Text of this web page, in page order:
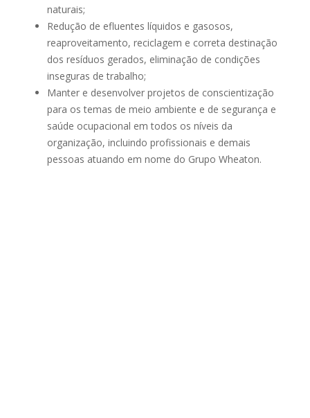
naturais;
Redução de efluentes líquidos e gasosos,
reaproveitamento, reciclagem e correta destinação
dos resíduos gerados, eliminação de condições
inseguras de trabalho;
Manter e desenvolver projetos de conscientização
para os temas de meio ambiente e de segurança e
saúde ocupacional em todos os níveis da
organização, incluindo profissionais e demais
pessoas atuando em nome do Grupo Wheaton.